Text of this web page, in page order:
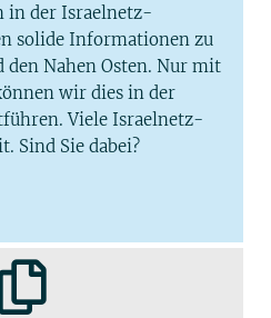
in der Israelnetz-
solide Informationen zu
Nahen Osten. Nur mit
wir dies in der
Viele Israelnetz-
Sind Sie dabei?